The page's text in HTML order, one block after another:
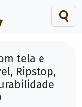
tela e
Ripstop,